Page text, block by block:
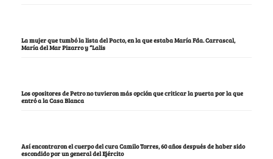
La mujer que tumbó la lista del Pacto, en la que estaba María Fda. Carrascal,
María del Mar Pizarro y “Lalis
Los opositores de Petro no tuvieron más opción que criticar la puerta por la que
entró a la Casa Blanca
Así encontraron el cuerpo del cura Camilo Torres, 60 años después de haber sido
escondido por un general del Ejército